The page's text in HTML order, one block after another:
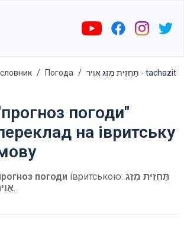
словник Погода
תַּחֲזִית מֶזֶג אֲוִיר - tachazit
погоди"
на івритську
погоди івритською: תַּחֲזִית מֶזֶג
.